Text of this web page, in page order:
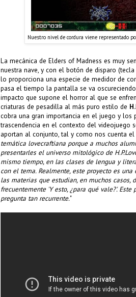
Nuestro nivel de cordura viene representado
La mecánica de Elders of Madness es muy
nuestra nave, y con el botón de disparo
lo proporciona una especie de medidor de
pasa el tiempo la pantalla se va
impacto que supone el horror al que se
criaturas de pesadilla al más puro estilo de
cobra una gran importancia en el juego y
trascendencia en el contexto del videojuego
aportan al conjunto, tal y como nos cuenta
temática lovecraftiana porque a muchos
presentarles el universo mitológico de
mismo tiempo, en las clases de lengua y
con el tema. Realmente, este proyecto es
las materias que estudian, en muchos casos,
frecuentemente 'Y esto, ¿para qué vale?'.
pregunta tan recurrente."